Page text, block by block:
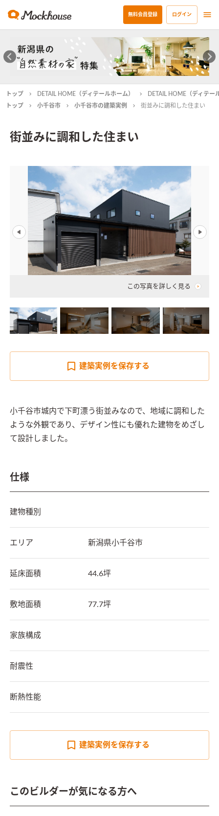
無料会員登録 ログイン
トップ DETAIL HOME（ディテールホーム）
DETAIL HOME（ディテ
トップ
小千谷市 小千谷市の建築実例 街並みに調和した住まい
街並みに調和した住まい
この写真を詳しく見る
建築実例を保存する
小千谷市城内で下町漂う街並みなので、地域に調和した
ような外観であり、デザイン性にも優れた建物をめざし
て設計しました。
仕様
建物種別
エリア 新潟県小千谷市
延床面積 44.6坪
敷地面積 77.7坪
家族構成
耐震性
断熱性能
建築実例を保存する
このビルダーが気になる方へ